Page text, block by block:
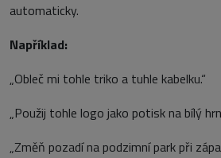
automaticky.
Například:
„Obleč mi tohle triko a tuhle kabelku.“
„Použij tohle logo jako potisk na bílý
„Změň pozadí na podzimní park při